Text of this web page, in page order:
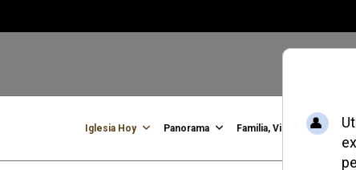
Iglesia Hoy Panorama Familia, Vida, Identidad